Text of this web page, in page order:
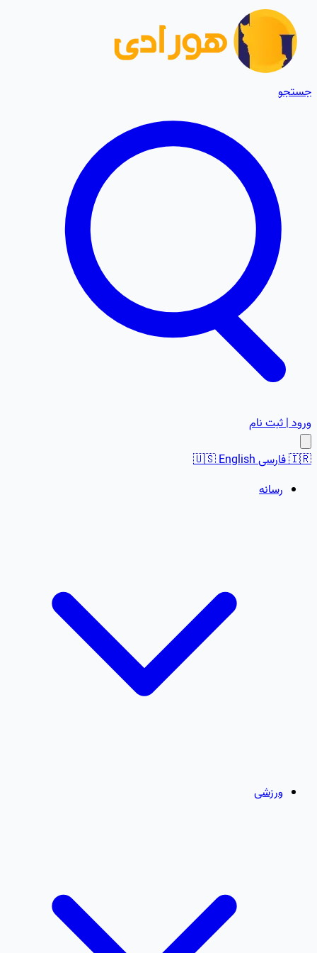
جستجو
ورود | ثبت نام
🇮🇷فارسی 🇺🇸English
رسانه
ورزشی